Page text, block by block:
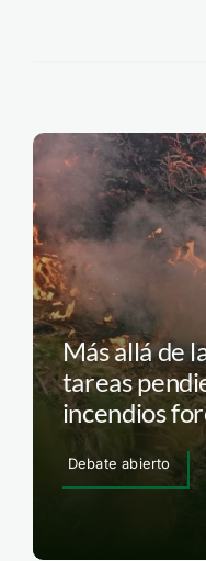
Más allá de
tareas
incendios
Debate abierto